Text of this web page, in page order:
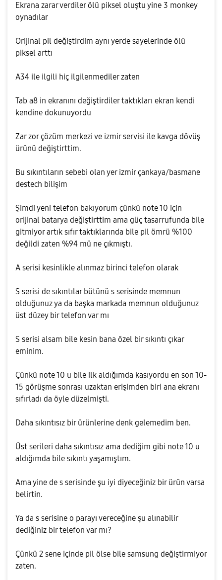
Ekrana zarar verdiler ölü piksel oluştu yine 3 monkey
oynadılar
Orijinal pil değiştirdim aynı yerde sayelerinde ölü
piksel arttı
A34 ile ilgili hiç ilgilenmediler zaten
Tab a8 in ekranını değiştirdiler taktıkları ekran kendi
kendine dokunuyordu
Zar zor çözüm merkezi ve izmir servisi ile kavga dövüş
ürünü değiştirttim.
Bu sıkıntıların sebebi olan yer izmir çankaya/basmane
destech bilişim
Şimdi yeni telefon bakıyorum çünkü note 10 için
orijinal batarya değiştirttim ama güç tasarrufunda bile
gitmiyor artık sıfır taktıklarında bile pil ömrü %100
değildi zaten %94 mü ne çıkmıştı.
A serisi kesinlikle alınmaz birinci telefon olarak
S serisi de sıkıntılar bütünü s serisinde memnun
olduğunuz ya da başka markada memnun olduğunuz
üst düzey bir telefon var mı
S serisi alsam bile kesin bana özel bir sıkıntı çıkar
eminim.
Çünkü note 10 u bile ilk aldığımda kasıyordu en son 10-
15 görüşme sonrası uzaktan erişimden biri ana ekranı
sıfırladı da öyle düzelmişti.
Daha sıkıntısız bir ürünlerine denk gelemedim ben.
Üst serileri daha sıkıntısız ama dediğim gibi note 10 u
aldığımda bile sıkıntı yaşamıştım.
Ama yine de s serisinde şu iyi diyeceğiniz bir ürün varsa
belirtin.
Ya da s serisine o parayı vereceğine şu alınabilir
dediğiniz bir telefon var mı?
Çünkü 2 sene içinde pil ölse bile samsung değiştirmiyor
zaten.